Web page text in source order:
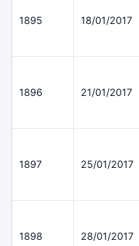
1895 18/01/2017
1896 21/01/2017
1897 25/01/2017
1898 28/01/2017